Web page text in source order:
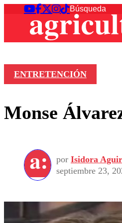
ENTRETENCIÓN
Monse
por Isidora
septiembre 23,